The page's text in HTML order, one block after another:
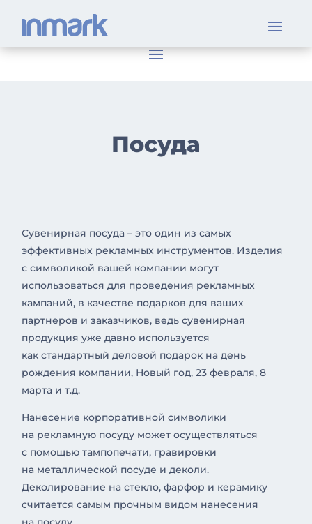
Посуда
Сувенирная посуда – это один из самых
эффективных рекламных инструментов. Изделия
с символикой вашей компании могут
использоваться для проведения рекламных
кампаний, в качестве подарков для ваших
партнеров и заказчиков, ведь сувенирная
продукция уже давно используется
как стандартный деловой подарок на день
рождения компании, Новый год, 23 февраля, 8
марта и т.д.
Нанесение корпоративной символики
на рекламную посуду может осуществляться
с помощью тампопечати, гравировки
на металлической посуде и деколи.
Деколирование на стекло, фарфор и керамику
считается самым прочным видом нанесения